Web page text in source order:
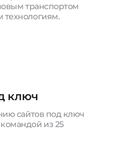
транспортом
технологиям.
ключ
сайтов под ключ
из 25